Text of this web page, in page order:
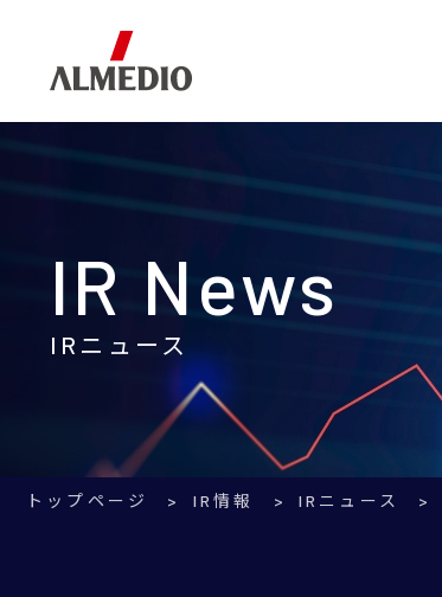
Corporate Information
Business
IR Information
IR News
IRニュース
トップページ IR情報 IRニュース